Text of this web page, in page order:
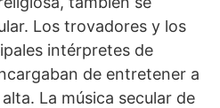
Los trovadores y los
intérpretes ⁢de
de entretener a
La música secular de